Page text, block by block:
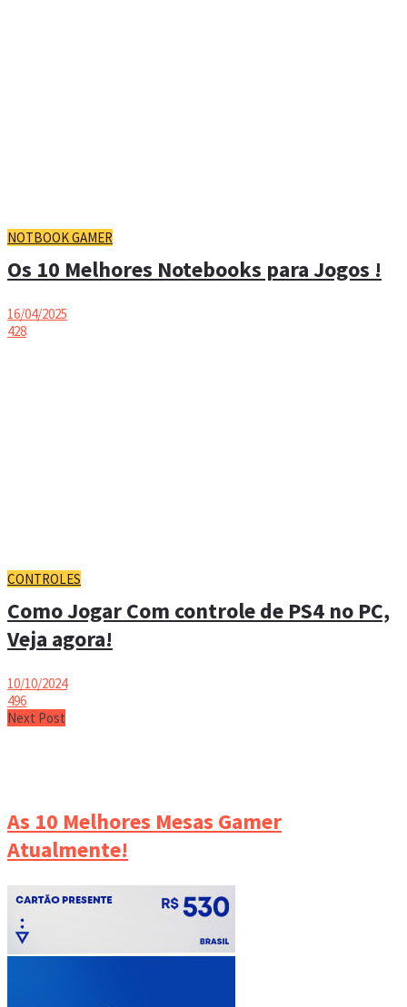
NOTBOOK GAMER
Os 10 Melhores Notebooks para Jogos !
16/04/2025
428
CONTROLES
Como Jogar Com controle de PS4 no PC,
Veja agora!
10/10/2024
496
Next Post
As 10 Melhores Mesas Gamer
Atualmente!